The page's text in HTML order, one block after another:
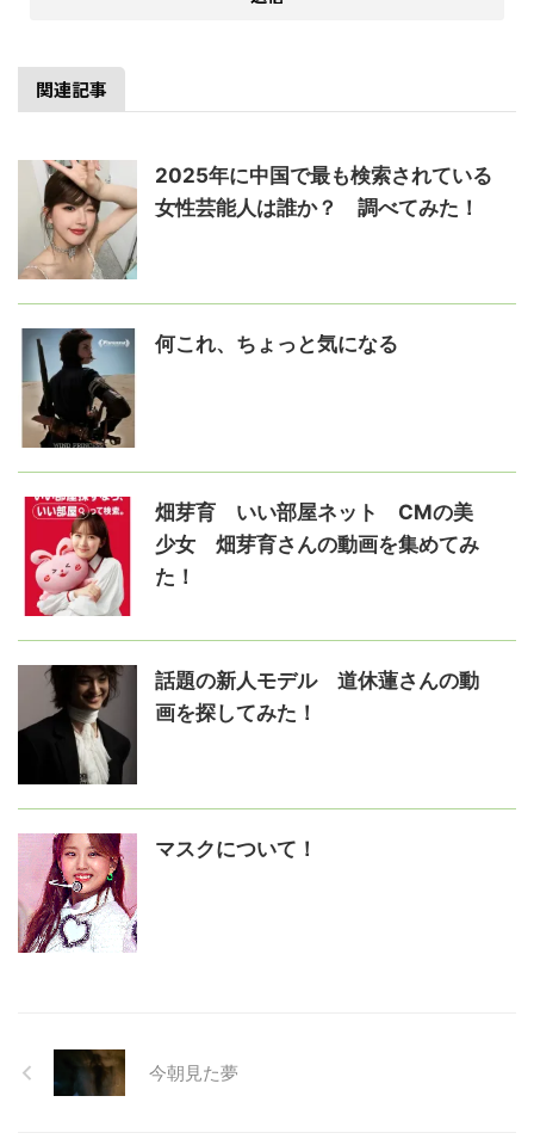
関連記事
2025年に中国で最も検索されている
女性芸能人は誰か？ 調べてみた！
何これ、ちょっと気になる
畑芽育 いい部屋ネット CMの美
少女 畑芽育さんの動画を集めてみ
た！
話題の新人モデル 道休蓮さんの動
画を探してみた！
マスクについて！
今朝見た夢